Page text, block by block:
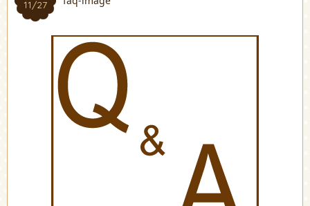
11/27